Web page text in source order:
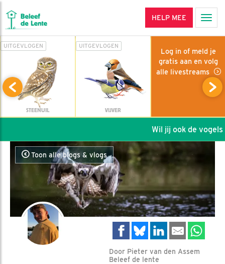
HELP MEE
UITGEVLOGEN
STEENUIL
UITGEVLOGEN
VIJVER
Log in of meld je
gratis aan en volg
alle livestreams
Wil jij ook de vogels
Toon alle blogs & vlogs
Door Pieter van den Assem
Beleef de lente